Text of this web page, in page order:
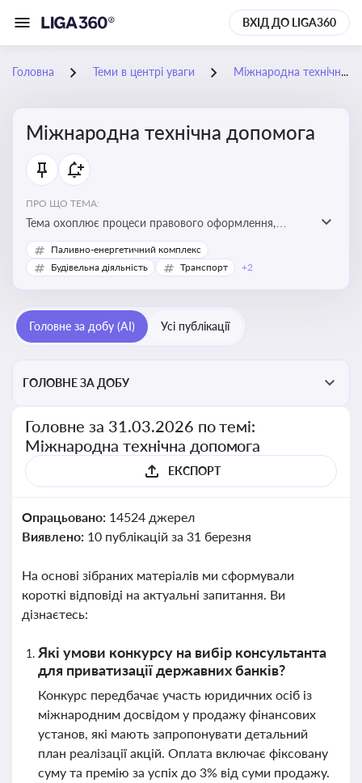
ВХІД ДО LIGA360
Головна Теми в центрі уваги Міжнародна технічна допомога
Міжнародна технічна допомога
ПРО ЩО ТЕМА:
Тема охоплює процеси правового оформлення,
адміністрування і контролю технічної допомоги, що
надається Україні з-за кордону, і є критично
Паливно-енергетичний комплекс
Будівельна діяльність
Транспорт +2
Головне за добу (AI) Усі публікації
ГОЛОВНЕ ЗА ДОБУ
Головне за 31.03.2026 по темі:
Міжнародна технічна допомога
ЕКСПОРТ
Опрацьовано: 14524 джерел
Виявлено: 10 публікацій за 31 березня
На основі зібраних матеріалів ми сформували
короткі відповіді на актуальні запитання. Ви
дізнаєтесь:
Які умови конкурсу на вибір консультанта
для приватизації державних банків?
Конкурс передбачає участь юридичних осіб із
міжнародним досвідом у продажу фінансових
установ, які мають запропонувати детальний
план реалізації акцій. Оплата включає фіксовану
суму та премію за успіх до 3% від суми продажу.